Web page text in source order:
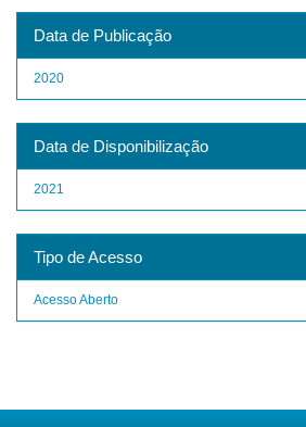
Data de Publicação
2020
Data de Disponibilização
2021
Tipo de Acesso
Acesso Aberto